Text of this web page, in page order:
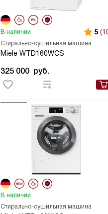
Стирально-сушильная машина
Miele WTD160WCS
В наличии 5
325 000 руб.
Стирально-сушильная машина
В наличии